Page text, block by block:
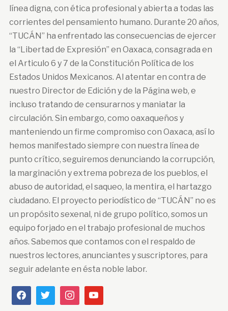
línea digna, con ética profesional y abierta a todas las
corrientes del pensamiento humano. Durante 20 años,
“TUCÁN” ha enfrentado las consecuencias de ejercer
la “Libertad de Expresión” en Oaxaca, consagrada en
el Articulo 6 y 7 de la Constitución Política de los
Estados Unidos Mexicanos. Al atentar en contra de
nuestro Director de Edición y de la Página web, e
incluso tratando de censurarnos y maniatar la
circulación. Sin embargo, como oaxaqueños y
manteniendo un firme compromiso con Oaxaca, así lo
hemos manifestado siempre con nuestra línea de
punto crítico, seguiremos denunciando la corrupción,
la marginación y extrema pobreza de los pueblos, el
abuso de autoridad, el saqueo, la mentira, el hartazgo
ciudadano. El proyecto periodístico de “TUCÁN” no es
un propósito sexenal, ni de grupo político, somos un
equipo forjado en el trabajo profesional de muchos
años. Sabemos que contamos con el respaldo de
nuestros lectores, anunciantes y suscriptores, para
seguir adelante en ésta noble labor.